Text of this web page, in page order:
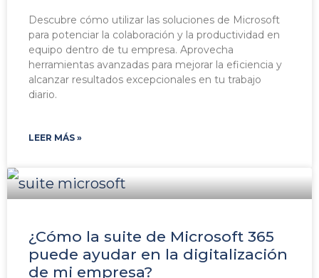
Descubre cómo utilizar las soluciones de Microsoft
para potenciar la colaboración y la productividad en
equipo dentro de tu empresa. Aprovecha
herramientas avanzadas para mejorar la eficiencia y
alcanzar resultados excepcionales en tu trabajo
diario.
LEER MÁS »
¿Cómo la suite de Microsoft 365
puede ayudar en la digitalización
de mi empresa?